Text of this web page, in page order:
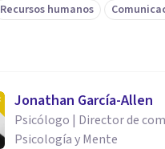
Recursos humanos
Jonathan García-Allen
Psicólogo | Director de
Psicología y Mente